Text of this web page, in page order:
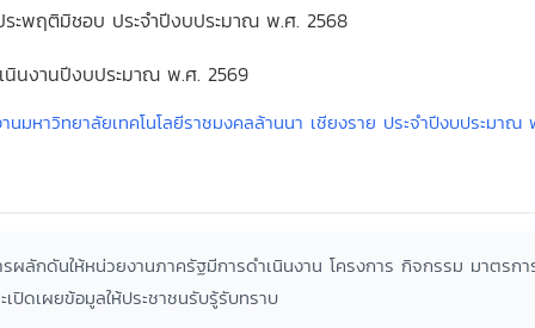
ะพฤติมิชอบ ประจำปีงบประมาณ พ.ศ. 2568
นินงานปีงบประมาณ พ.ศ. 2569
นมหาวิทยาลัยเทคโนโลยีราชมงคลล้านนา เชียงราย ประจำปีงบประมา
รผลักดันให้หน่วยงานภาครัฐมีการดำเนินงาน โครงการ กิจกรรม มาตรก
ปิดเผยข้อมูลให้ประชาชนรับรู้รับทราบ